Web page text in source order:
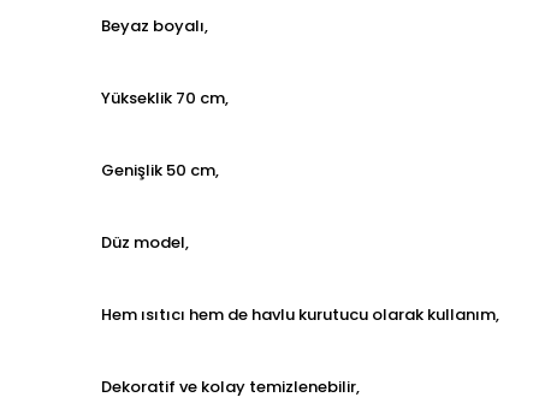
Beyaz boyalı,
Yükseklik 70 cm,
Genişlik 50 cm,
Düz model,
Hem ısıtıcı hem de havlu kurutucu olarak kullanım,
Dekoratif ve kolay temizlenebilir,